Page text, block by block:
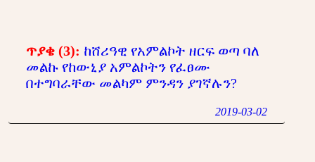
ጥያቄ (3): ከሸሪዓዊ የአምልኮት ዘርፍ ወጣ ባለ
መልኩ የከውኒያ አምልኮትን የፈፀሙ
በተግባራቸው መልካም ምንዳን ያገኛሉን?
2019-03-02